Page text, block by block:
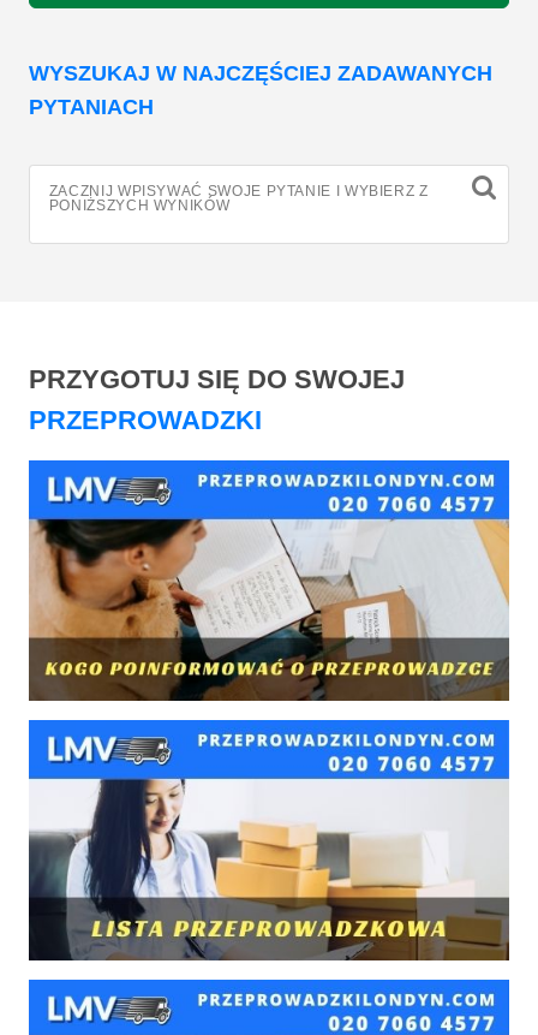
WYSZUKAJ W NAJCZĘŚCIEJ ZADAWANYCH
PYTANIACH
ZACZNIJ WPISYWAĆ SWOJE PYTANIE I WYBIERZ Z
PONIŻSZYCH WYNIKÓW
PRZYGOTUJ SIĘ DO SWOJEJ
PRZEPROWADZKI